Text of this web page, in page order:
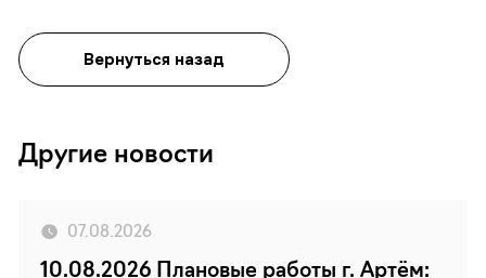
Вернуться назад
Другие новости
07.08.2026
10.08.2026 Плановые работы г. Артём: